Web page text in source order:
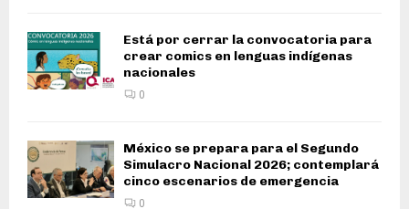
Está por cerrar la convocatoria para
crear comics en lenguas indígenas
nacionales
0
México se prepara para el Segundo
Simulacro Nacional 2026; contemplará
cinco escenarios de emergencia
0